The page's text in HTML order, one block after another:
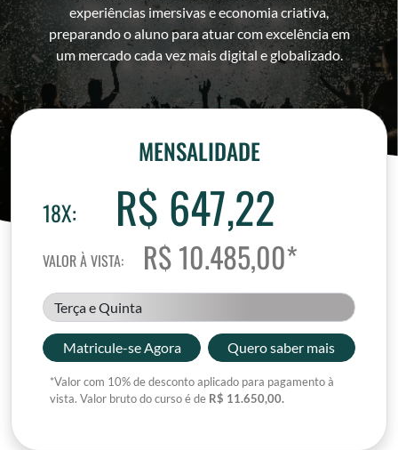
experiências imersivas e economia criativa,
preparando o aluno para atuar com excelência em
um mercado cada vez mais digital e globalizado.
MENSALIDADE
18X: R$ 647,22
VALOR À VISTA: R$ 10.485,00*
Terça e Quinta
Matricule-se Agora Quero saber mais
*Valor com 10% de desconto aplicado para pagamento à
vista. Valor bruto do curso é de R$ 11.650,00.